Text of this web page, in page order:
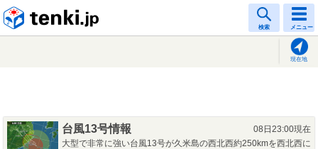
検索 メニュー
現在地
台風13号情報
08日23:00現在
大型で非常に強い台風13号が久米島の西北西約250kmを西北西に